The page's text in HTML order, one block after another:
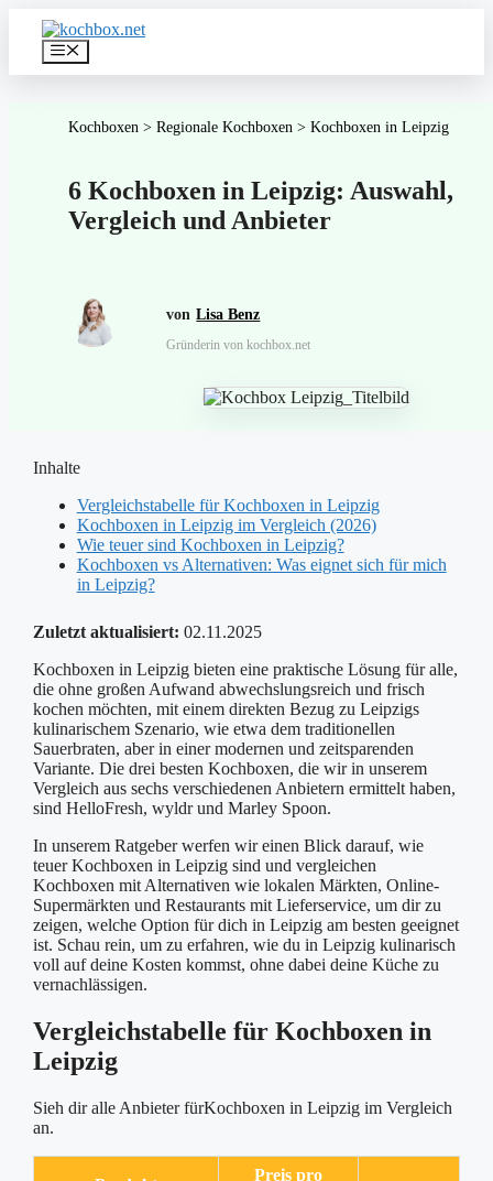
Inhalt
springen
Menü
Kochboxen > Regionale Kochboxen > Kochboxen in Leipzig
6 Kochboxen in Leipzig: Auswahl,
Vergleich und Anbieter
Lisa Benz
Gründerin von kochbox.net
Inhalte
Vergleichstabelle für Kochboxen in Leipzig
Kochboxen in Leipzig im Vergleich (2026)
Wie teuer sind Kochboxen in Leipzig?
Kochboxen vs Alternativen: Was eignet sich für mich
in Leipzig?
Zuletzt aktualisiert: 02.11.2025
Kochboxen in Leipzig bieten eine praktische Lösung für alle,
die ohne großen Aufwand abwechslungsreich und frisch
kochen möchten, mit einem direkten Bezug zu Leipzigs
kulinarischem Szenario, wie etwa dem traditionellen
Sauerbraten, aber in einer modernen und zeitsparenden
Variante. Die drei besten Kochboxen, die wir in unserem
Vergleich aus sechs verschiedenen Anbietern ermittelt haben,
sind HelloFresh, wyldr und Marley Spoon.
In unserem Ratgeber werfen wir einen Blick darauf, wie
teuer Kochboxen in Leipzig sind und vergleichen
Kochboxen mit Alternativen wie lokalen Märkten, Online-
Supermärkten und Restaurants mit Lieferservice, um dir zu
zeigen, welche Option für dich in Leipzig am besten geeignet
ist. Schau rein, um zu erfahren, wie du in Leipzig kulinarisch
voll auf deine Kosten kommst, ohne dabei deine Küche zu
vernachlässigen.
Vergleichstabelle für Kochboxen in
Leipzig
Sieh dir alle Anbieter fürKochboxen in Leipzig im Vergleich
an.
Preis pro